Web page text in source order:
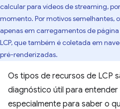
calcular para vídeos de streaming,
momento. Por motivos semelhantes,
apenas em carregamentos de
LCP, que também é coletada em
pré-renderizadas.
Os tipos de recursos de LCP
diagnóstico útil para entender
especialmente para saber o